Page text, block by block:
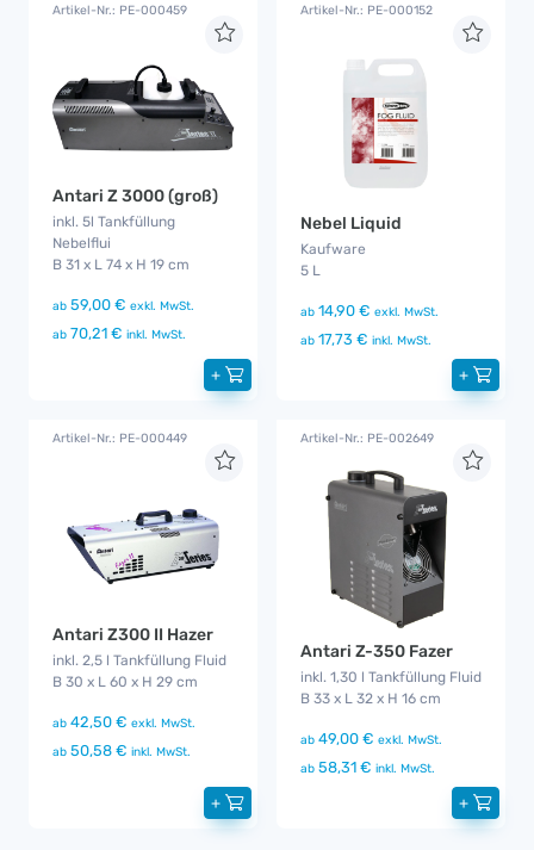
Artikel-Nr.: PE-000459
Antari Z 3000 (groß)
inkl. 5l Tankfüllung
Nebelflui
B 31 x L 74 x H 19 cm
ab 59,00 € exkl. MwSt.
ab 70,21 € inkl. MwSt.
+
Artikel-Nr.: PE-000152
Nebel Liquid
Kaufware
5 L
ab 14,90 € exkl. MwSt.
ab 17,73 € inkl. MwSt.
+
Artikel-Nr.: PE-000449
Antari Z300 II Hazer
inkl. 2,5 l Tankfüllung Fluid
B 30 x L 60 x H 29 cm
ab 42,50 € exkl. MwSt.
ab 50,58 € inkl. MwSt.
+
Artikel-Nr.: PE-002649
Antari Z-350 Fazer
inkl. 1,30 l Tankfüllung Fluid
B 33 x L 32 x H 16 cm
ab 49,00 € exkl. MwSt.
ab 58,31 € inkl. MwSt.
+